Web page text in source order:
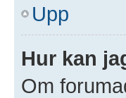
Upp
Hur kan
Om